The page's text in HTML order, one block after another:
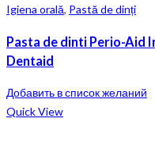
Igiena orală, Pastă de dinți
Pasta de dinti Perio-Aid
Dentaid
Добавить в список желаний
Quick View